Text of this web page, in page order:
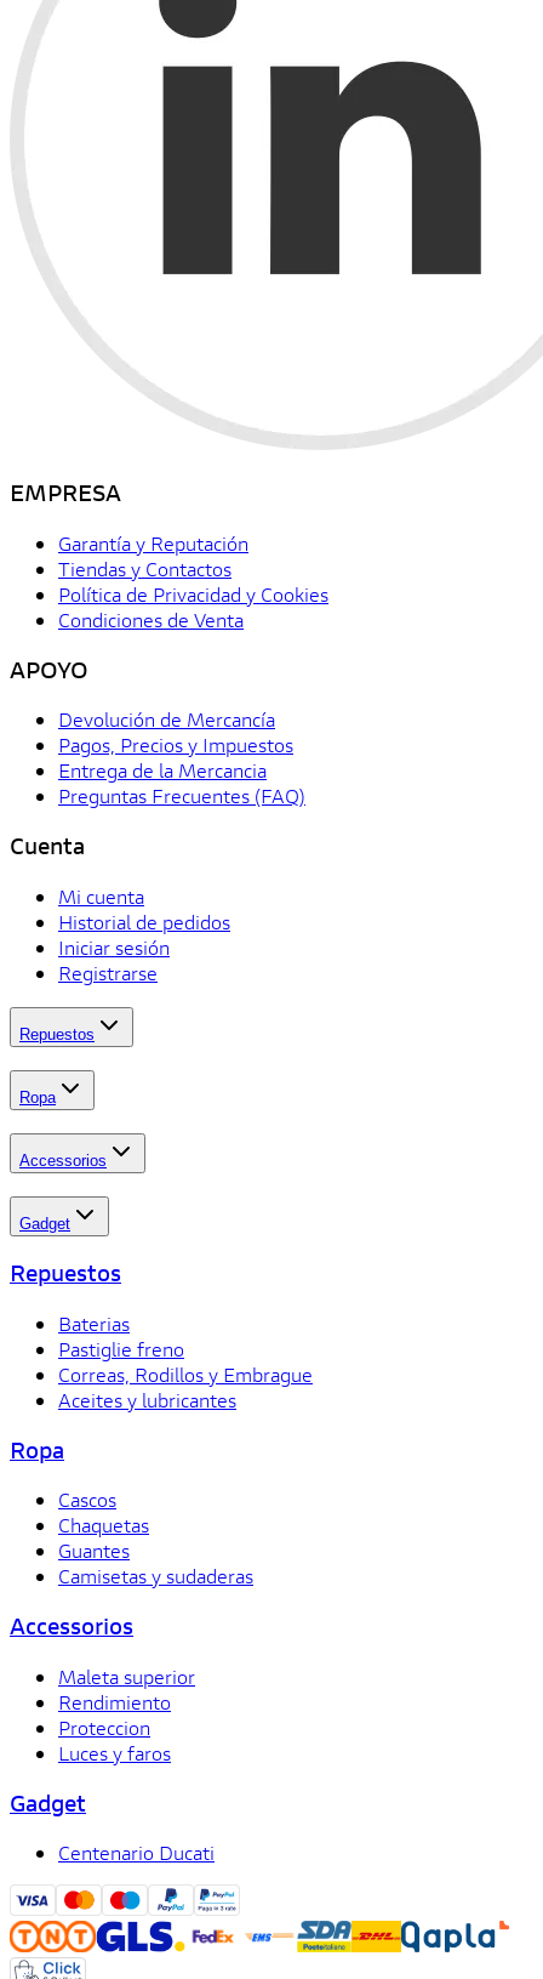
EMPRESA
Garantía y Reputación
Tiendas y Contactos
Política de Privacidad y Cookies
Condiciones de Venta
APOYO
Devolución de Mercancía
Pagos, Precios y Impuestos
Entrega de la Mercancia
Preguntas Frecuentes (FAQ)
Cuenta
Mi cuenta
Historial de pedidos
Iniciar sesión
Registrarse
Repuestos
Ropa
Accessorios
Gadget
Repuestos
Baterias
Pastiglie freno
Correas, Rodillos y Embrague
Aceites y lubricantes
Ropa
Cascos
Chaquetas
Guantes
Camisetas y sudaderas
Accessorios
Maleta superior
Rendimiento
Proteccion
Luces y faros
Gadget
Centenario Ducati